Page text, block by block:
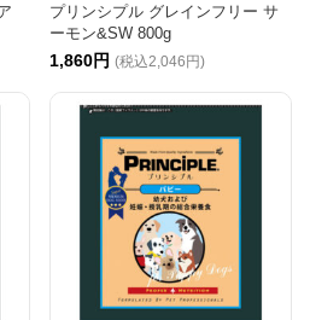
プリンシプル グレインフリー サ
ーモン&SW 800g
1,860円 (税込2,046円)